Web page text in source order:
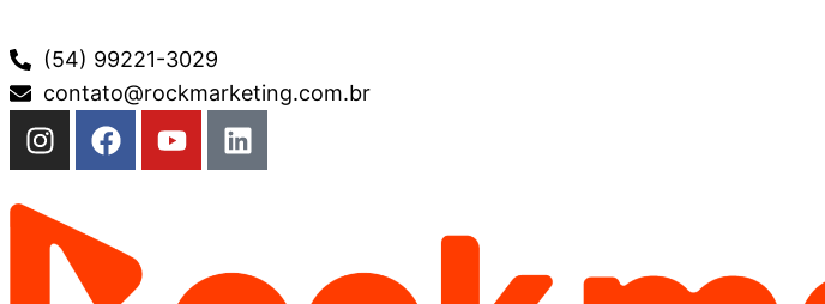
(54) 99221-3029
contato@rockmarketing.com.br